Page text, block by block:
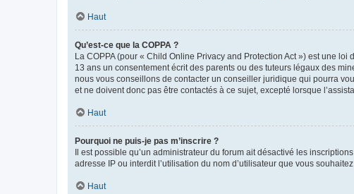
Haut
Qu’est-ce que la COPPA ?
La COPPA (pour « Child Online Privacy and Protection Act ») est une
13 ans un consentement écrit des parents ou des tuteurs légaux des
nous vous conseillons de contacter un conseiller juridique qui pourra
et ne doivent donc pas être contactés à ce sujet, excepté lorsque
Haut
Pourquoi ne puis-je pas m’inscrire ?
Il est possible qu’un administrateur du forum ait désactivé les
adresse IP ou interdit l’utilisation du nom d’utilisateur que vous
Haut